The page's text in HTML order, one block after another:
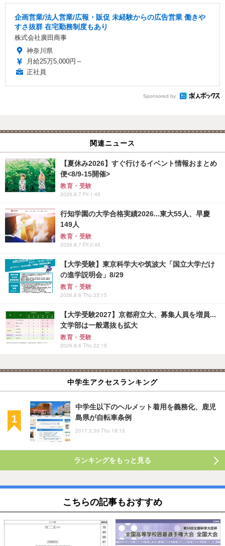
企画営業/法人営業/広報・販促 未経験からの広告営業 働きや
すさ抜群 在宅勤務制度もあり
株式会社廣田商事
神奈川県
月給25万5,000円～
正社員
Sponsored by
関連ニュース
【夏休み2026】すぐ行けるイベント情報おまとめ
便<8/9-15開催>
教育・受験
2026.8.7 Fri 1:45
行知学園の大学合格実績2026...東大55人、早慶
149人
教育・受験
2026.8.7 Fri 0:45
【大学受験】東京科学大や筑波大「国立大学だけ
の進学説明会」8/29
教育・受験
2026.8.6 Thu 23:15
【大学受験2027】京都府立大、募集人員を増員...
文学部は一般選抜も拡大
教育・受験
2026.8.6 Thu 22:15
中学生アクセスランキング
中学生以下のヘルメット着用を義務化、鹿児
島県が自転車条例
2017.3.30 Thu 19:15
ランキングをもっと見る
こちらの記事もおすすめ